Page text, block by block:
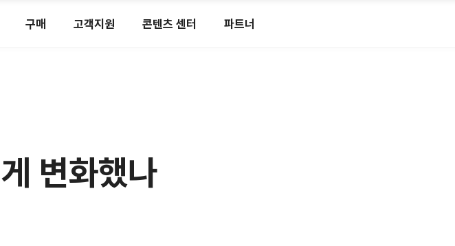
구매 고객지원 콘텐츠 센터 파트너
변화했나